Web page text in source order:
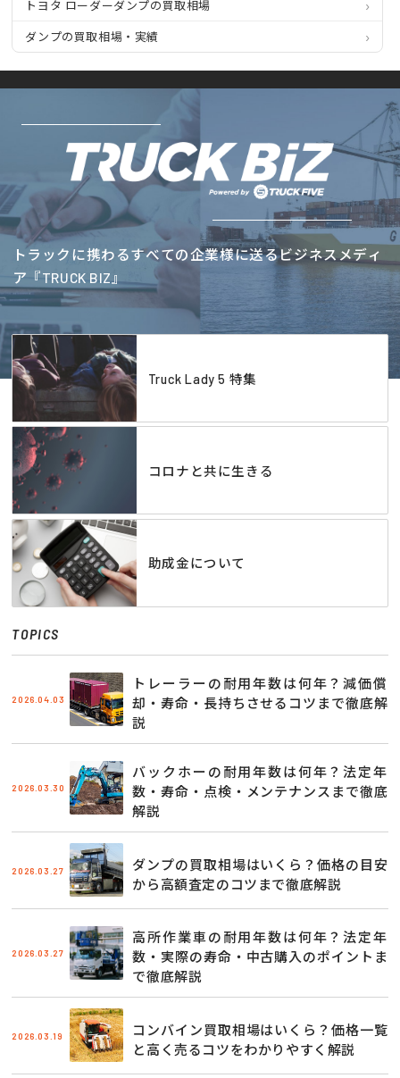
トヨタ ローダーダンプの買取相場
ダンプの買取相場・実績
トラックに携わるすべての企業様に送るビジネスメディ
ア『TRUCK BIZ』
Truck Lady 5 特集
コロナと共に生きる
助成金について
TOPICS
2026.04.03
トレーラーの耐用年数は何年？減価償
却・寿命・長持ちさせるコツまで徹底解
説
2026.03.30
バックホーの耐用年数は何年？法定年
数・寿命・点検・メンテナンスまで徹底
解説
2026.03.27
ダンプの買取相場はいくら？価格の目安
から高額査定のコツまで徹底解説
2026.03.27
高所作業車の耐用年数は何年？法定年
数・実際の寿命・中古購入のポイントま
で徹底解説
2026.03.19
コンバイン買取相場はいくら？価格一覧
と高く売るコツをわかりやすく解説